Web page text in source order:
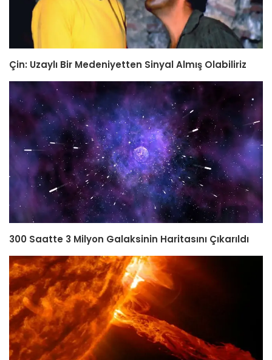
Çin: Uzaylı Bir Medeniyetten Sinyal Almış Olabiliriz
300 Saatte 3 Milyon Galaksinin Haritasını Çıkarıldı